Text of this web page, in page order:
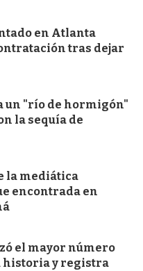
en Atlanta
tras dejar
un "río de hormigón"
la sequía de
la mediática
encontrada en
el mayor número
historia y registra